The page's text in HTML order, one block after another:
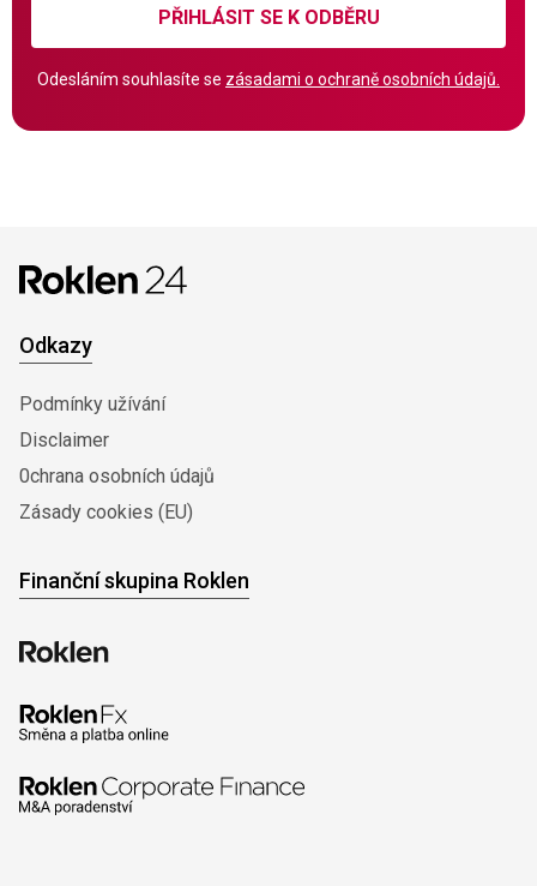
PŘIHLÁSIT SE K ODBĚRU
Odesláním souhlasíte se zásadami o ochraně osobních údajů.
Odkazy
Podmínky užívání
Disclaimer
0chrana osobních údajů
Zásady cookies (EU)
Finanční skupina Roklen